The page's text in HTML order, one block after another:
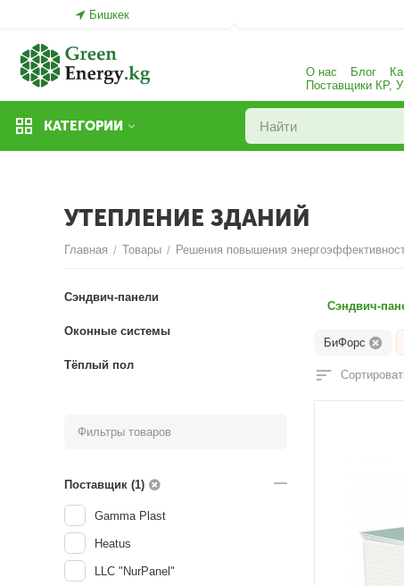
Бишкек
О нас Блог
Поставщики КР,
КАТЕГОРИИ
УТЕПЛЕНИЕ ЗДАНИЙ
Главная / Товары / Решения повышения
Сэндвич-
БиФорс
Сэндвич-панели
Оконные системы
Тёплый пол
Фильтры товаров
Поставщик (1)
Gamma Plast
Heatus
LLC "NurPanel"